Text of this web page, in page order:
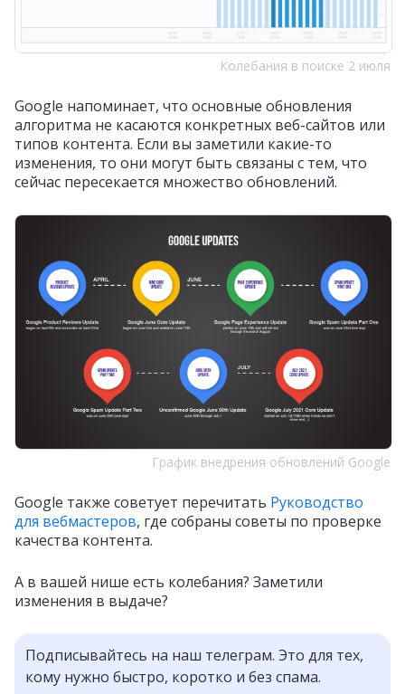
Колебания в поиске 2 июля
Google напоминает, что основные обновления
алгоритма не касаются конкретных веб-сайтов или
типов контента. Если вы заметили какие-то
изменения, то они могут быть связаны с тем, что
сейчас пересекается множество обновлений.
График внедрения обновлений Google
Google также советует перечитать Руководство
для вебмастеров, где собраны советы по проверке
качества контента.
А в вашей нише есть колебания? Заметили
изменения в выдаче?
Подписывайтесь на наш телеграм. Это для тех,
кому нужно быстро, коротко и без спама.